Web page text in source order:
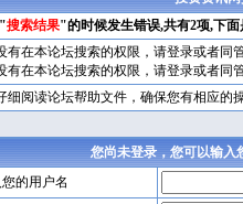
搜索结果"的时候发生错误,共有2项,下
有在本论坛搜索的权限，请登录或者同
有在本论坛搜索的权限，请登录或者同
细阅读论坛帮助文件，确保您有相应的
您尚未登录，您可以输入
的用户名